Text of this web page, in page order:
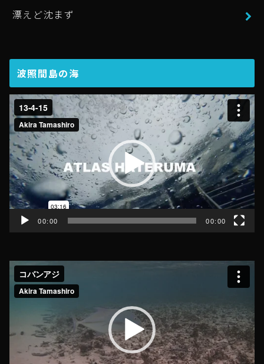
漂えど沈まず
波照間島の海
動
画
プ
レ
ー
ヤ
ー
00:00 00:00
動
画
プ
ヤ
ー